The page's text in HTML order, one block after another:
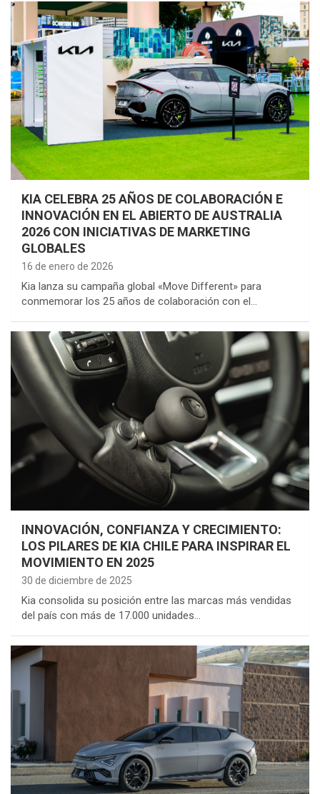
KIA CELEBRA 25 AÑOS DE COLABORACIÓN E
INNOVACIÓN EN EL ABIERTO DE AUSTRALIA
2026 CON INICIATIVAS DE MARKETING
GLOBALES
16 de enero de 2026
Kia lanza su campaña global «Move Different» para
conmemorar los 25 años de colaboración con el…
INNOVACIÓN, CONFIANZA Y CRECIMIENTO:
LOS PILARES DE KIA CHILE PARA INSPIRAR EL
MOVIMIENTO EN 2025
30 de diciembre de 2025
Kia consolida su posición entre las marcas más vendidas
del país con más de 17.000 unidades…